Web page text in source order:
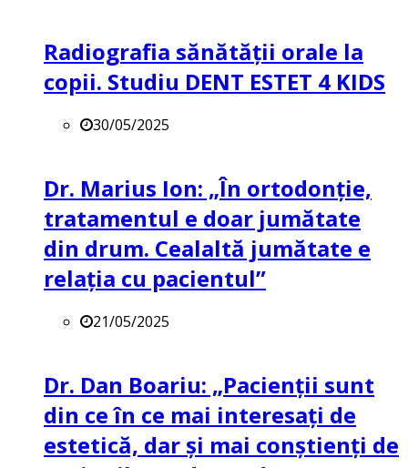
Radiografia sănătății orale la
copii. Studiu DENT ESTET 4 KIDS
30/05/2025
Dr. Marius Ion: „În ortodonție,
tratamentul e doar jumătate
din drum. Cealaltă jumătate e
relația cu pacientul”
21/05/2025
Dr. Dan Boariu: „Pacienții sunt
din ce în ce mai interesați de
estetică, dar și mai conștienți de